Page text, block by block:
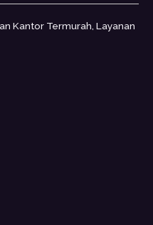
Kantor Termurah, Layanan